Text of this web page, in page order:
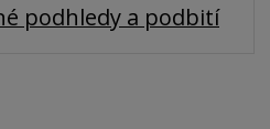
podhledy a podbití